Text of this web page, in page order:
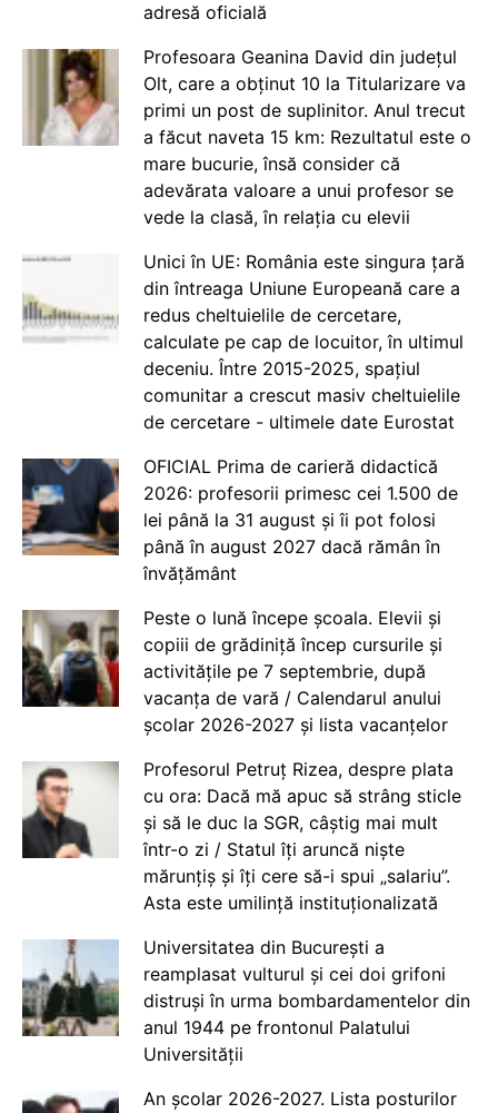
adresă oficială
Profesoara Geanina David din județul
Olt, care a obținut 10 la Titularizare va
primi un post de suplinitor. Anul trecut
a făcut naveta 15 km: Rezultatul este o
mare bucurie, însă consider că
adevărata valoare a unui profesor se
vede la clasă, în relația cu elevii
Unici în UE: România este singura țară
din întreaga Uniune Europeană care a
redus cheltuielile de cercetare,
calculate pe cap de locuitor, în ultimul
deceniu. Între 2015-2025, spațiul
comunitar a crescut masiv cheltuielile
de cercetare - ultimele date Eurostat
OFICIAL Prima de carieră didactică
2026: profesorii primesc cei 1.500 de
lei până la 31 august și îi pot folosi
până în august 2027 dacă rămân în
învățământ
Peste o lună începe școala. Elevii și
copiii de grădiniță încep cursurile și
activitățile pe 7 septembrie, după
vacanța de vară / Calendarul anului
școlar 2026-2027 și lista vacanțelor
Profesorul Petruț Rizea, despre plata
cu ora: Dacă mă apuc să strâng sticle
și să le duc la SGR, câștig mai mult
într-o zi / Statul îți aruncă niște
mărunțiș și îți cere să-i spui „salariu”.
Asta este umilință instituționalizată
Universitatea din București a
reamplasat vulturul și cei doi grifoni
distruși în urma bombardamentelor din
anul 1944 pe frontonul Palatului
Universității
An școlar 2026-2027. Lista posturilor